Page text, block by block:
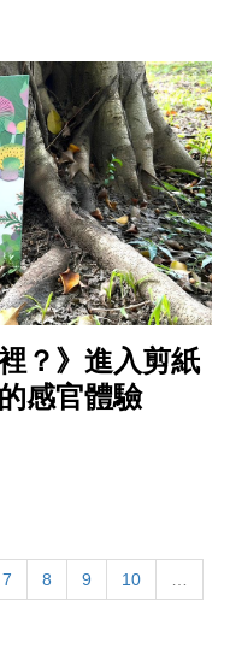
？》進入剪紙
感官體驗
7 8 9 10